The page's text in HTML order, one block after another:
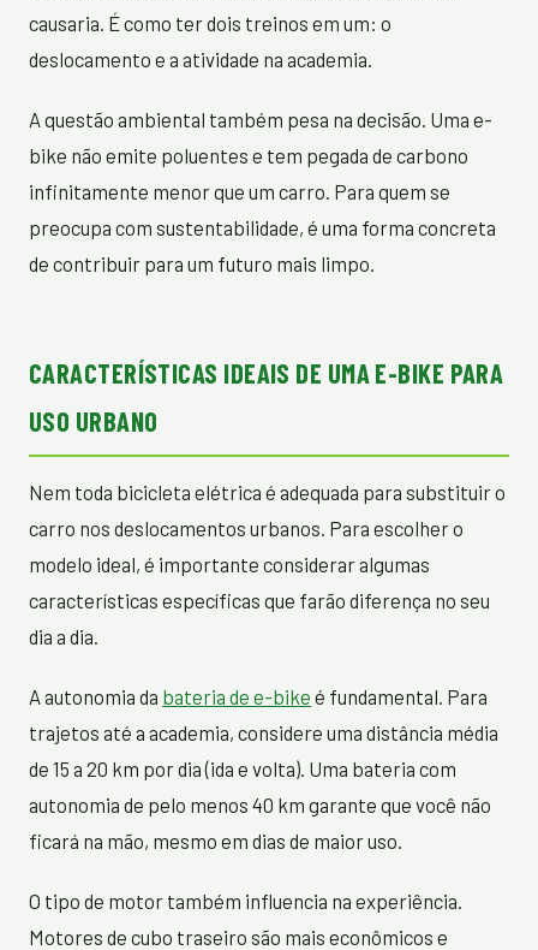
causaria. É como ter dois treinos em um: o
deslocamento e a atividade na academia.
A questão ambiental também pesa na decisão. Uma e-
bike não emite poluentes e tem pegada de carbono
infinitamente menor que um carro. Para quem se
preocupa com sustentabilidade, é uma forma concreta
de contribuir para um futuro mais limpo.
CARACTERÍSTICAS IDEAIS DE UMA E-BIKE PARA
USO URBANO
Nem toda bicicleta elétrica é adequada para substituir o
carro nos deslocamentos urbanos. Para escolher o
modelo ideal, é importante considerar algumas
características específicas que farão diferença no seu
dia a dia.
A autonomia da bateria de e-bike é fundamental. Para
trajetos até a academia, considere uma distância média
de 15 a 20 km por dia (ida e volta). Uma bateria com
autonomia de pelo menos 40 km garante que você não
ficará na mão, mesmo em dias de maior uso.
O tipo de motor também influencia na experiência.
Motores de cubo traseiro são mais econômicos e